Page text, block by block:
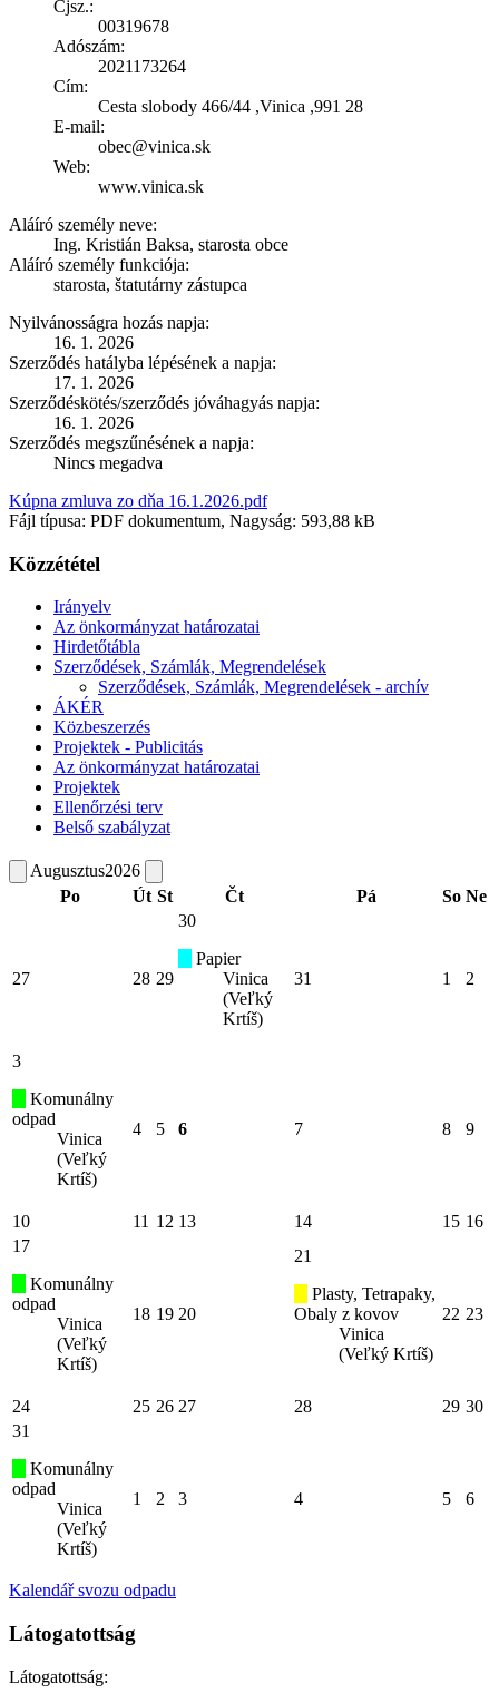
Cjsz.:
00319678
Adószám:
2021173264
Cím:
Cesta slobody 466/44 ,Vinica ,991 28
E-mail:
obec@vinica.sk
Web:
www.vinica.sk
Aláíró személy neve:
Ing. Kristián Baksa, starosta obce
Aláíró személy funkciója:
starosta, štatutárny zástupca
Nyilvánosságra hozás napja:
16. 1. 2026
Szerződés hatályba lépésének a napja:
17. 1. 2026
Szerződéskötés/szerződés jóváhagyás napja:
16. 1. 2026
Szerződés megszűnésének a napja:
Nincs megadva
Kúpna zmluva zo dňa 16.1.2026.pdf
Fájl típusa: PDF dokumentum, Nagyság: 593,88 kB
Közzététel
Irányelv
Az önkormányzat határozatai
Hirdetőtábla
Szerződések, Számlák, Megrendelések
Szerződések, Számlák, Megrendelések - archív
ÁKÉR
Közbeszerzés
Projektek - Publicitás
Az önkormányzat határozatai
Projektek
Ellenőrzési terv
Belső szabályzat
Augusztus2026
Po
Út St Čt Pá So Ne
27 28 29
30
Papier
Vinica
(Veľký
Krtíš)
31 1 2
3
Komunálny
odpad
Vinica
(Veľký
Krtíš)
4 5 6 7 8 9
10 11 12 13 14 15 16
17
Komunálny
odpad
Vinica
(Veľký
Krtíš)
18 19 20
21
Plasty, Tetrapaky,
Obaly z kovov
Vinica
(Veľký Krtíš)
22 23
24 25 26 27 28 29 30
31
Komunálny
odpad
Vinica
(Veľký
Krtíš)
1 2 3 4 5 6
Kalendář svozu odpadu
Látogatottság
Látogatottság: